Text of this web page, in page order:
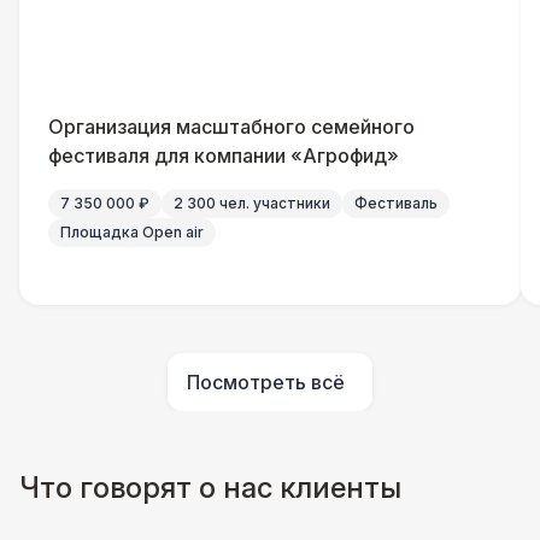
Организация масштабного семейного
фестиваля для компании «Агрофид»
7 350 000 ₽ 2 300 чел. участники
Фестиваль
Площадка Open air
Посмотреть всё
Что говорят о нас клиенты